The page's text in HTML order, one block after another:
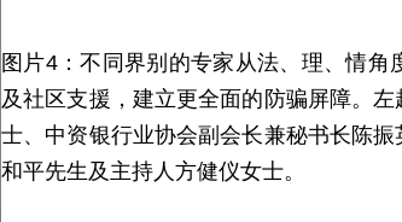
图片4：不同界别的专家从法、理、情
及社区支援，建立更全面的防骗屏障。
士、中资银行业协会副会长兼秘书长陈
和平先生及主持人方健仪女士。